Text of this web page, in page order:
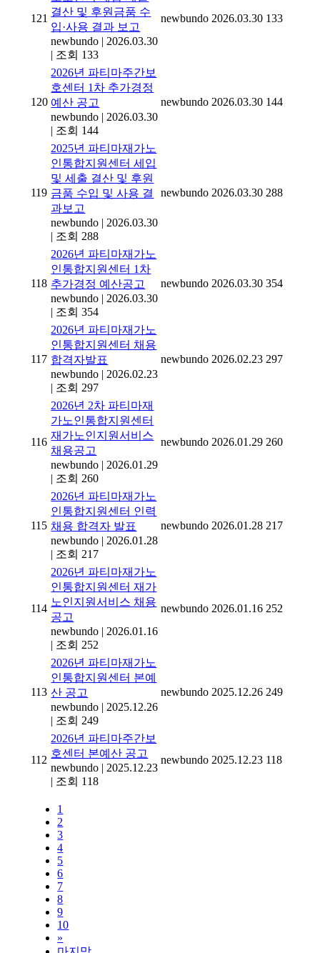
121
결산 및 후원금품 수
입·사용 결과 보고
newbundo | 2026.03.30
| 조회 133
newbundo 2026.03.30 133
120
2026년 파티마주간보
호센터 1차 추가경정
예산 공고
newbundo | 2026.03.30
| 조회 144
newbundo 2026.03.30 144
119
2025년 파티마재가노
인통합지원센터 세입
및 세출 결산 및 후원
금품 수입 및 사용 결
과보고
newbundo | 2026.03.30
| 조회 288
newbundo 2026.03.30 288
118
2026년 파티마재가노
인통합지원센터 1차
추가경정 예산공고
newbundo | 2026.03.30
| 조회 354
newbundo 2026.03.30 354
117
2026년 파티마재가노
인통합지원센터 채용
합격자발표
newbundo | 2026.02.23
| 조회 297
newbundo 2026.02.23 297
116
2026년 2차 파티마재
가노인통합지원센터
재가노인지원서비스
채용공고
newbundo | 2026.01.29
| 조회 260
newbundo 2026.01.29 260
115
2026년 파티마재가노
인통합지원센터 인력
채용 합격자 발표
newbundo | 2026.01.28
| 조회 217
newbundo 2026.01.28 217
114
2026년 파티마재가노
인통합지원센터 재가
노인지원서비스 채용
공고
newbundo | 2026.01.16
| 조회 252
newbundo 2026.01.16 252
113
2026년 파티마재가노
인통합지원센터 본예
산 공고
newbundo | 2025.12.26
| 조회 249
newbundo 2025.12.26 249
112
2026년 파티마주간보
호센터 본예산 공고
newbundo | 2025.12.23
| 조회 118
newbundo 2025.12.23 118
1
2
3
4
5
6
7
8
9
10
»